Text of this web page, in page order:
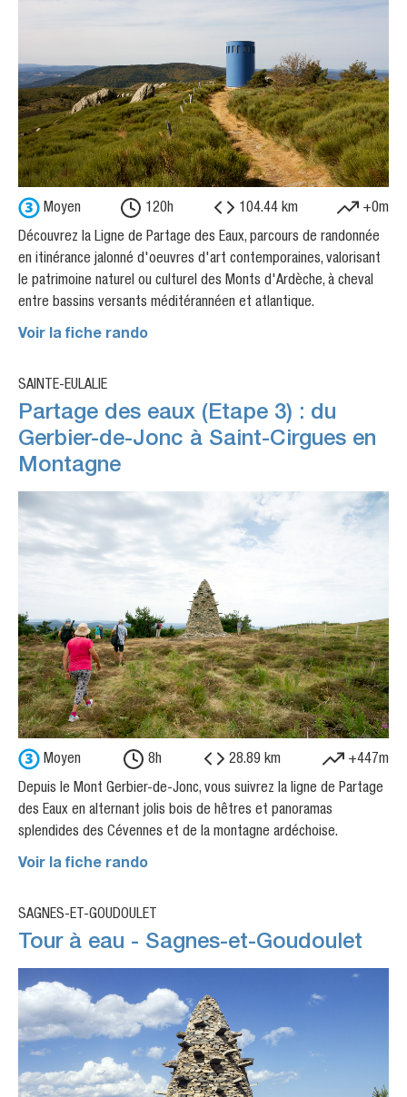
Moyen 120h 104.44 km
+0m
Découvrez la Ligne de Partage des Eaux, parcours de randonnée
en itinérance jalonné d'oeuvres d'art contemporaines, valorisant
le patrimoine naturel ou culturel des Monts d'Ardèche, à cheval
entre bassins versants méditérannéen et atlantique.
Voir la fiche rando
SAINTE-EULALIE
Partage des eaux (Etape 3) : du
Gerbier-de-Jonc à Saint-Cirgues en
Montagne
Moyen 8h 28.89 km
+447m
Depuis le Mont Gerbier-de-Jonc, vous suivrez la ligne de Partage
des Eaux en alternant jolis bois de hêtres et panoramas
splendides des Cévennes et de la montagne ardéchoise.
Voir la fiche rando
SAGNES-ET-GOUDOULET
Tour à eau - Sagnes-et-Goudoulet